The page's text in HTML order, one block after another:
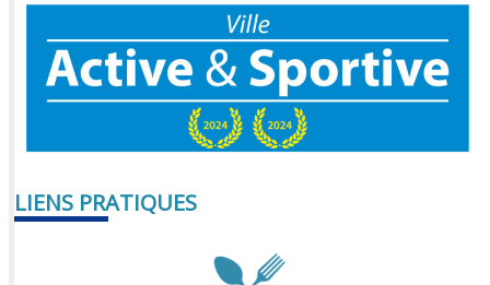
LIENS PRATIQUES